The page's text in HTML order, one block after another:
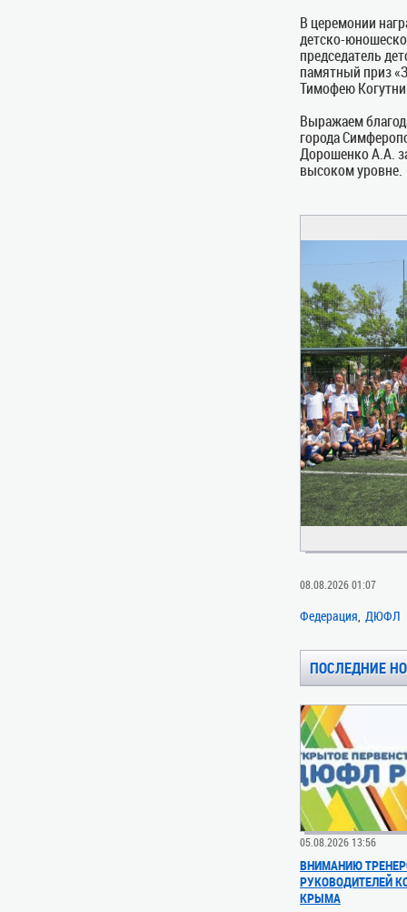
В церемонии
детско-
председатель
памятный приз
Тимофею
Выражаем
города
Дорошенко А.А.
высоком уровне.
08.08.2026 01:07
Федерация ДЮФЛ
ПОСЛЕДНИЕ
05.08.2026 13:56
ВНИМАНИЮ
РУКОВОДИТЕЛЕЙ
КРЫМА